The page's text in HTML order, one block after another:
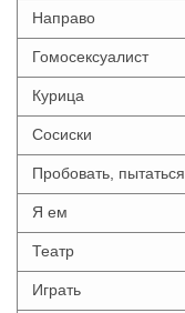
Направо
Гомосексуалист
Курица
Сосиски
Пробовать, пытаться
Я ем
Театр
Играть